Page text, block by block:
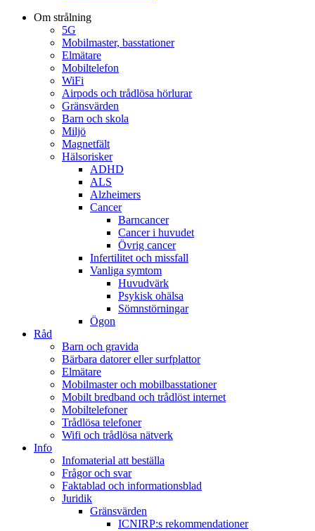
Om strålning
5G
Mobilmaster, basstationer
Elmätare
Mobiltelefon
WiFi
Airpods och trådlösa hörlurar
Gränsvärden
Barn och skola
Miljö
Magnetfält
Hälsorisker
ADHD
ALS
Alzheimers
Cancer
Barncancer
Cancer i huvudet
Övrig cancer
Infertilitet och missfall
Vanliga symtom
Huvudvärk
Psykisk ohälsa
Sömnstörningar
Ögon
Råd
Barn och gravida
Bärbara datorer eller surfplattor
Elmätare
Mobilmaster och mobilbasstationer
Mobilt bredband och trådlöst internet
Mobiltelefoner
Trådlösa telefoner
Wifi och trådlösa nätverk
Info
Infomaterial att beställa
Frågor och svar
Faktablad och informationsblad
Juridik
Gränsvärden
ICNIRP:s rekommendationer